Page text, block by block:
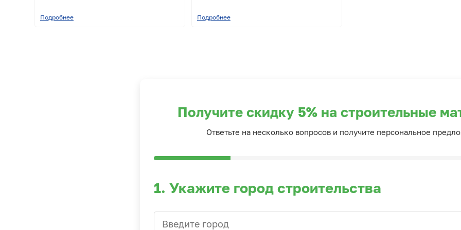
Подробнее Подробнее
Получите скидку 5% на строительные
Ответьте на несколько вопросов и получите персональное
1. Укажите город строительства